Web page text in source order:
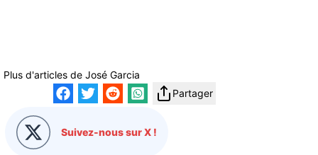
Plus d'articles de José Garcia
Partager
Suivez-nous sur X !